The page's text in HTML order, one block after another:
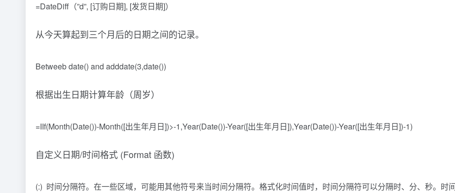
=DateDiff（”d”, [订购日期], [发货日期]）
从今天算起到三个月后的日期之间的记录。
Betweeb date() and adddate(3,date())
根据出生日期计算年龄（周岁）
=IIf(Month(Date())-Month([出生年月日])>-1,Year(Date())-Year([出生年月日]),Year(Date())-Year([出生年月日])-1)
自定义日期/时间格式 (Format 函数)
(:) 时间分隔符。在一些区域，可能用其他符号来当时间分隔符。格式化时间值时，时间分隔符可以分隔时、分、秒。时